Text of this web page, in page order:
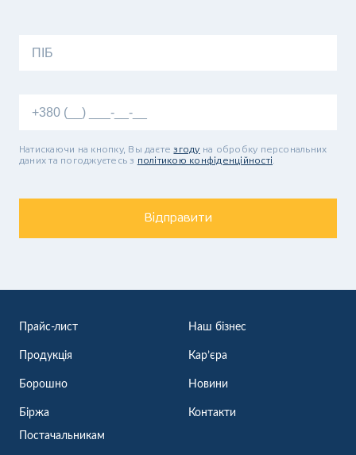
Натискаючи на кнопку, Вы даєтезгоду на обробку персональних
даних та погоджуєтесь з політикою конфіденційності.
Відправити
Прайс-лист
Продукція
Борошно
Біржа
Постачальникам
Наш бізнес
Кар’єра
Новини
Контакти